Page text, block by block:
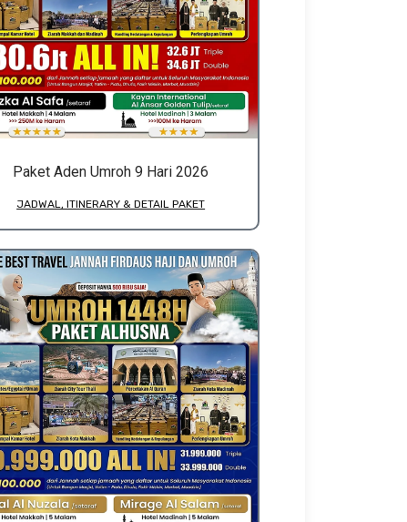
Paket Aden Umroh 9 Hari 2026
JADWAL, ITINERARY & DETAIL PAKET